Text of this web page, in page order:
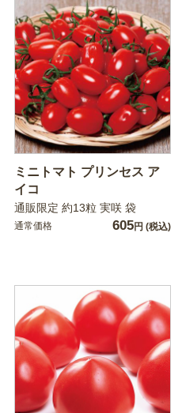
ミニトマト プリンセス ア
イコ
通販限定 約13粒 実咲 袋
通常価格 605円 (税込)